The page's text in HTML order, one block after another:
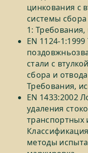
цинкования с
системы
1:
EN 1124-
стали с
сбора и
Требования,
EN 1433:2002
удаления
транспортных
методы